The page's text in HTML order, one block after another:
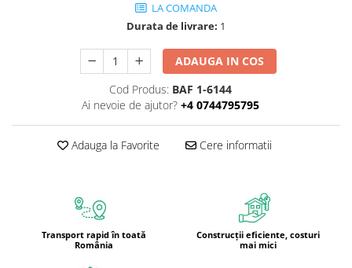
LA COMANDA
Durata de livrare: 1
ADAUGA IN COS
Cod Produs: BAF 1-6144
Ai nevoie de ajutor? +4 0744795795
Adauga la Favorite Cere informatii
Transport rapid în toată
România
Construcții eficiente, costuri
mai mici